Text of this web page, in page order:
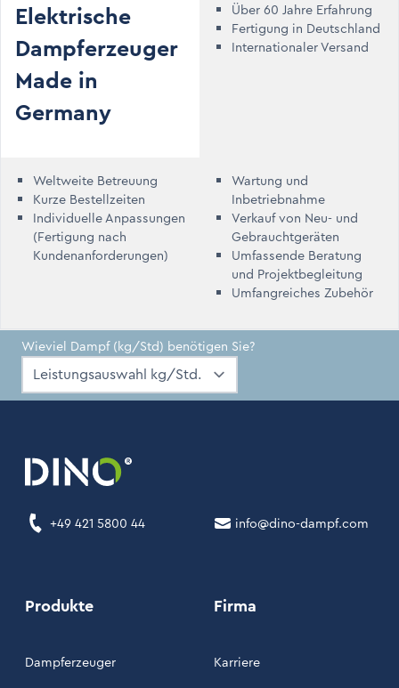
Elektrische
Dampferzeuger
Made in
Germany
Über 60 Jahre Erfahrung
Fertigung in Deutschland
Internationaler Versand
Weltweite Betreuung
Kurze Bestellzeiten
Individuelle Anpassungen
(Fertigung nach
Kundenanforderungen)
Wartung und
Inbetriebnahme
Verkauf von Neu- und
Gebrauchtgeräten
Umfassende Beratung
und Projektbegleitung
Umfangreiches Zubehör
Wieviel Dampf (kg/Std) benötigen Sie?
+49 421 5800 44 info@dino-dampf.com
Produkte
Dampferzeuger
Firma
Karriere